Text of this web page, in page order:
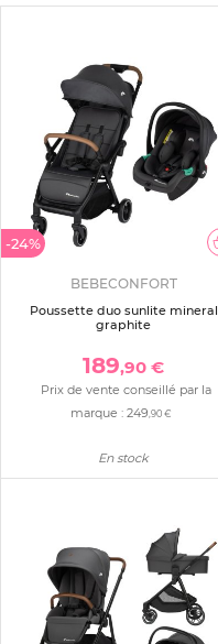
-24%
BEBECONFORT
Poussette duo sunlite mineral
graphite
189,90 €
Prix de vente conseillé par la
marque :249,90 €
En stock